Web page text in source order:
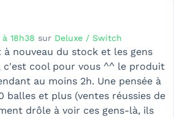
18h38 sur Deluxe / Switch
à nouveau du stock et les gens
c'est cool pour vous ^^ le produit
au moins 2h. Une pensée à
balles et plus (ventes réussies de
drôle à voir ces gens-là, ils